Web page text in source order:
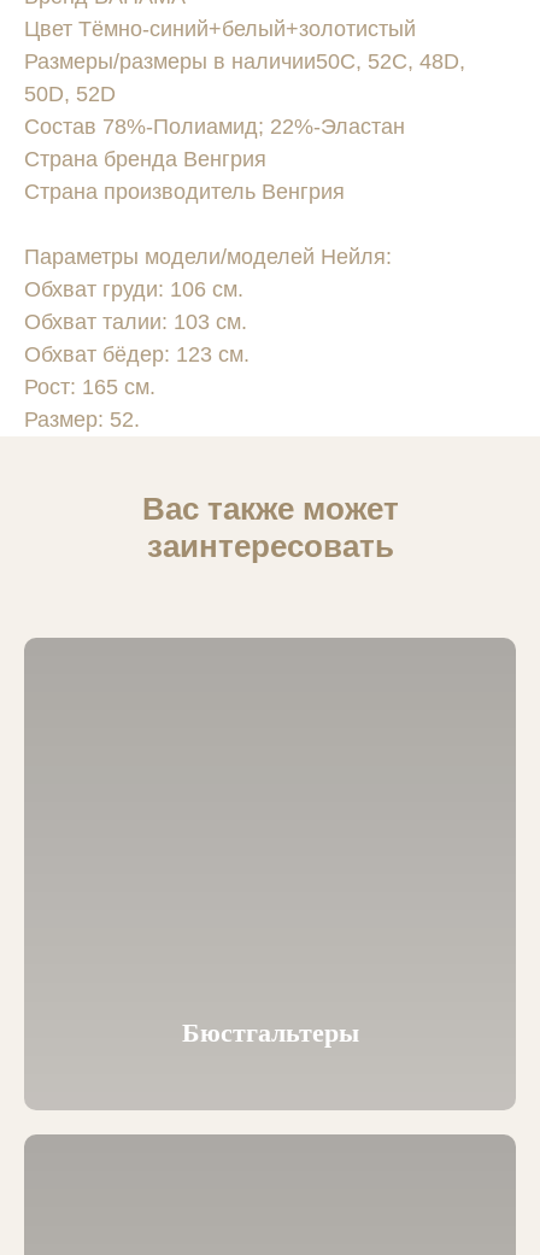
Цвет Тёмно-синий+белый+золотистый
Размеры/размеры в наличии50C, 52C, 48D,
50D, 52D
Состав 78%-Полиамид; 22%-Эластан
Страна бренда Венгрия
Страна производитель Венгрия
Параметры модели/моделей Нейля:
Обхват груди: 106 см.
Обхват талии: 103 см.
Обхват бёдер: 123 см.
Рост: 165 см.
Размер: 52.
Вас также может
заинтересовать
Бюстгальтеры